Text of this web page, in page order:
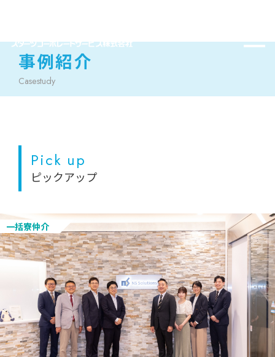
事例紹介
Casestudy
Pick up
ピックアップ
一括寮仲介